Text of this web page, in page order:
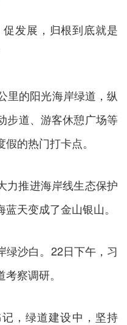
发展，归根到底就是
里的阳光海岸绿道，纵
步道、游客休憩广场等
的热门打卡点。
力推进海岸线生态保护
天变成了金山银山。
绿沙白。22日下午，习
察调研。
，绿道建设中，坚持